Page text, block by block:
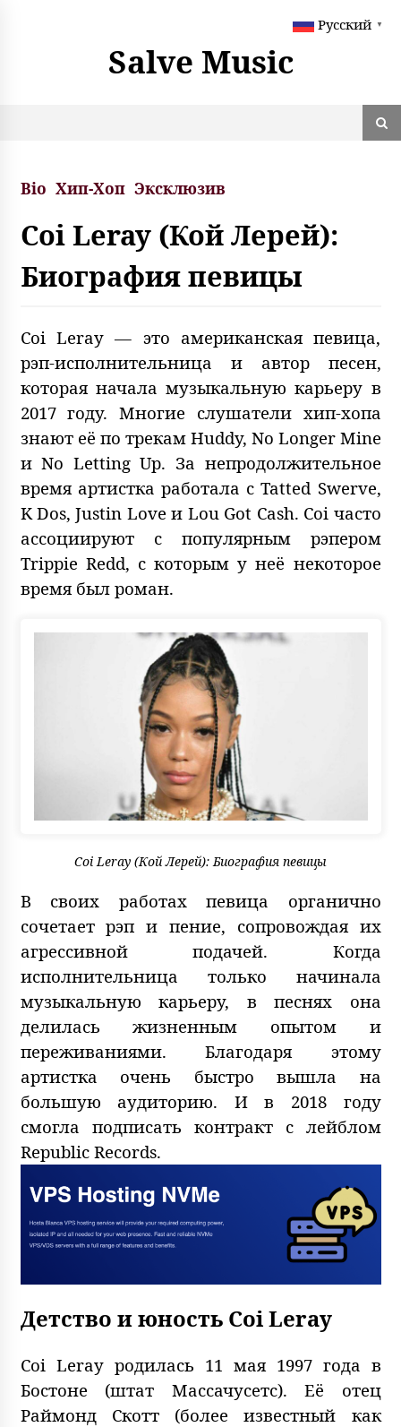
Salve Music
Bio Хип-Хоп Эксклюзив
Coi Leray (Кой Лерей):
Биография певицы
Coi Leray — это американская певица,
рэп-исполнительница и автор песен,
которая начала музыкальную карьеру в
2017 году. Многие слушатели хип-хопа
знают её по трекам Huddy, No Longer Mine
и No Letting Up. За непродолжительное
время артистка работала с Tatted Swerve,
K Dos, Justin Love и Lou Got Cash. Coi часто
ассоциируют с популярным рэпером
Trippie Redd, с которым у неё некоторое
время был роман.
Coi Leray (Кой Лерей): Биография певицы
В своих работах певица органично
сочетает рэп и пение, сопровождая их
агрессивной подачей. Когда
исполнительница только начинала
музыкальную карьеру, в песнях она
делилась жизненным опытом и
переживаниями. Благодаря этому
артистка очень быстро вышла на
большую аудиторию. И в 2018 году
смогла подписать контракт с лейблом
Republic Records.
Детство и юность Coi Leray
Coi Leray родилась 11 мая 1997 года в
Бостоне (штат Массачусетс). Её отец
Раймонд Скотт (более известный как
Русский ▼